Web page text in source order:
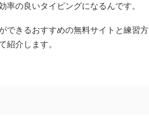
の良いタイピングになるんです。
できるおすすめの無料サイトと練習方
紹介します。